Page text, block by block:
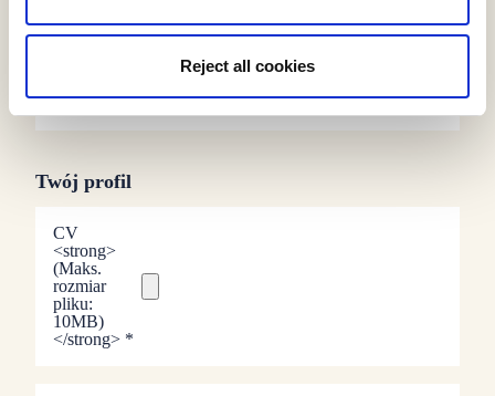
Reject all cookies
Twój profil
CV
<strong>
(Maks.
rozmiar
pliku:
10MB)
</strong> *